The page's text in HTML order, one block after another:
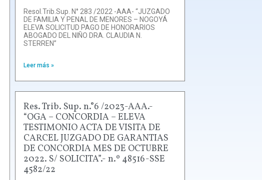
Resol.Trib.Sup. N° 283 /2022 -AAA- “JUZGADO
DE FAMILIA Y PENAL DE MENORES – NOGOYÁ
ELEVA SOLICITUD PAGO DE HONORARIOS
ABOGADO DEL NIÑO DRA. CLAUDIA N.
STERREN”
Leer más »
Res. Trib. Sup. n.°6 /2023-AAA.-
“OGA – CONCORDIA – ELEVA
TESTIMONIO ACTA DE VISITA DE
CARCEL JUZGADO DE GARANTIAS
DE CONCORDIA MES DE OCTUBRE
2022. S/ SOLICITA”.- n.º 48516-SSE
4582/22